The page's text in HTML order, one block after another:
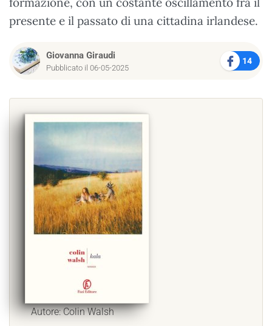
presente e il passato di una cittadina irlandese.
Giovanna Giraudi
Pubblicato il 06-05-2025
14
Autore: Colin Walsh